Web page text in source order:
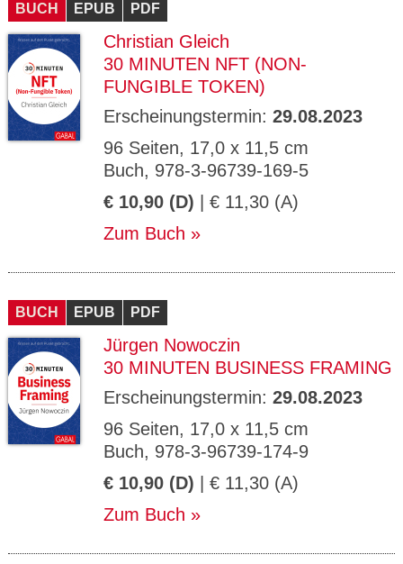
BUCH EPUB PDF
Christian Gleich
30 MINUTEN NFT (NON-
FUNGIBLE TOKEN)
Erscheinungstermin: 29.08.2023
96 Seiten, 17,0 x 11,5 cm
Buch, 978-3-96739-169-5
€ 10,90 (D) | € 11,30 (A)
Zum Buch
BUCH EPUB PDF
Jürgen Nowoczin
30 MINUTEN BUSINESS FRAMING
Erscheinungstermin: 29.08.2023
96 Seiten, 17,0 x 11,5 cm
Buch, 978-3-96739-174-9
€ 10,90 (D) | € 11,30 (A)
Zum Buch